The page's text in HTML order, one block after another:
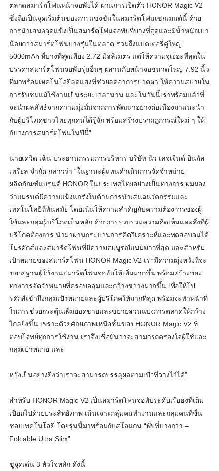
ตลาดสมาร์ตโฟนหน้าจอพับได้ ผ่านการเปิดตัว HONOR Magic V2
ซึ่งถือเป็นจุดเริ่มต้นของการแข่งขันในสมาร์ตโฟนเซกเมนต์นี้ ด้วย
การนำเสนอจุดแข็งเป็นสมาร์ตโฟนจอพับที่บางที่สุดและมีน้ำหนักเบา
น้อยกว่าสมาร์ตโฟนบางรุ่นในตลาด รวมถึงแบตเตอรี่คู่ใหญ่
5000mAh ที่บางที่สุดเพียง 2.72 มิลลิเมตร แต่ให้ความจุเยอะที่สุดใน
บรรดาสมาร์ตโฟนจอพับรุ่นอื่นๆ ผสานกับหน้าจอขนาดใหญ่ 7.92 นิ้ว
ที่มาพร้อมเทคโนโลยีลดแสงที่ช่วยลดอาการปวดตา ให้ความสบายใน
การรับชมแม้ใช้งานเป็นระยะเวลานาน และในวันนี้เราพร้อมแล้วที่
จะนำผลลัพธ์จากความมุ่งมั่นจากการพัฒนาอย่างต่อเนื่องมาแนะนำ
กับผู้บริโภคชาวไทยทุกคนได้รู้จัก พร้อมสร้างปรากฏการณ์ใหม่ ๆ ให้
กับวงการสมาร์ตโฟนในปีนี้”
นายเดวิด เฉิน ประธานกรรมการบริหาร บริษัท นิว เลจเจินด์ อินดัส
เทรียล จำกัด กล่าวว่า “ในฐานะผู้แทนดำเนินการจัดจำหน่าย
ผลิตภัณฑ์แบรนด์ HONOR ในประเทศไทยอย่างเป็นทางการ ผมมอง
ว่าแบรนด์มีความแข็งแกร่งในด้านการนำเสนอนวัตกรรมและ
เทคโนโลยีที่ทันสมัย โดยเน้นให้ความสำคัญกับความต้องการของผู้
ใช้และกลุ่มผู้บริโภคเป็นหลัก ด้วยการรวบรวมความคิดเห็นและสิ่งที่ผู้
บริโภคต้องการ นำมาผ่านกระบวนการคิดวิเคราะห์และทดสอบจนได้
โปรดักส์และสมาร์ตโฟนที่มีความสมบูรณ์แบบมากที่สุด และสำหรับ
เป้าหมายของสมาร์ตโฟน HONOR Magic V2 เรามีความมุ่งหวังที่จะ
ขยายฐานผู้ใช้งานสมาร์ตโฟนจอพับให้เพิ่มมากขึ้น พร้อมสร้างช่อง
ทางการจัดจำหน่ายที่ครอบคลุมและกว้างขวางมากขึ้น เพื่อให้โป
รดักส์เข้าถึงกลุ่มเป้าหมายและผู้บริโภคให้มากที่สุด พร้อมจะทำหน้าที่
ในการช่วยกระตุ้นเพิ่มยอดขายและขยายส่วนแบ่งการตลาดให้กว้าง
ไกลยิ่งขึ้น เพราะด้วยศักยภาพเหนือชั้นของ HONOR Magic V2 ที่
ตอบโจทย์ทุกการใช้งาน เราจึงเชื่อมั่นว่าจะสามารถครองใจผู้ใช้และ
กลุ่มเป้าหมาย และ
หวังเป็นอย่างยิ่งว่าเราจะสามารถบรรลุผลตามเป้าที่วางไว้ได้”
สำหรับ HONOR Magic V2 เป็นสมาร์ตโฟนจอพับระดับเรือธงที่เต็ม
เปี่ยมไปด้วยประสิทธิภาพ เน้นเจาะกลุ่มคนทำงานและกลุ่มคนที่ชื่น
ชอบเทคโนโลยี โดยรุ่นนี้มาพร้อมกับสโลแกน “พับที่บางกว่า –
Foldable Ultra Slim”
ชูจุดเด่น 3 หัวใจหลัก ดังนี้